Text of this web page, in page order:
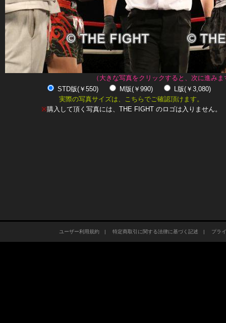
（大きな写真をクリックすると、次に進みま
STD版(￥550)
M版(￥990)
L版(￥3,080)
実際の写真サイズは、こちらでご確認頂けます。
※購入して頂く写真には、THE FIGHT のロゴは入りません。
ユーザー利用規約| 特定商取引に関する法律に基づく記述 | プラ